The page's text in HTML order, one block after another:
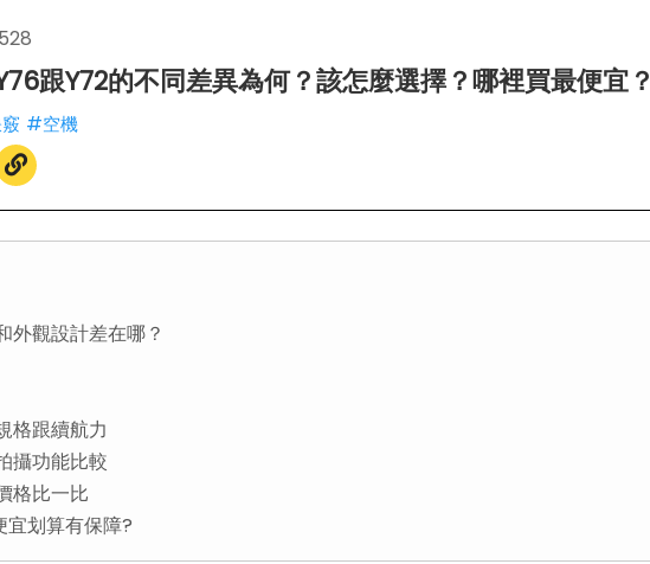
跟Y72的不同差異為何？該怎麼選擇？哪裡買最便宜？
#空機
觀設計差在哪？
格跟續航力
攝功能比較
格比一比
宜划算有保障?